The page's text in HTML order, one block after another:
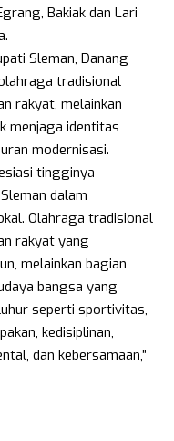
Bakiak dan Lari
Sleman, Danang
tradisional
rakyat, melainkan
menjaga identitas
modernisasi.
tingginya
dalam
Olahraga tradisional
rakyat yang
melainkan bagian
bangsa yang
seperti sportivitas,
kedisiplinan,
dan kebersamaan,”